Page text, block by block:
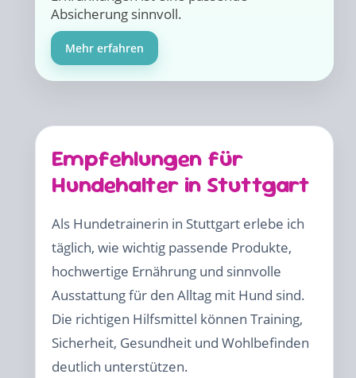
Absicherung sinnvoll.
Mehr erfahren
Empfehlungen für
Hundehalter in Stuttgart
Als Hundetrainerin in Stuttgart erlebe ich
täglich, wie wichtig passende Produkte,
hochwertige Ernährung und sinnvolle
Ausstattung für den Alltag mit Hund sind.
Die richtigen Hilfsmittel können Training,
Sicherheit, Gesundheit und Wohlbefinden
deutlich unterstützen.